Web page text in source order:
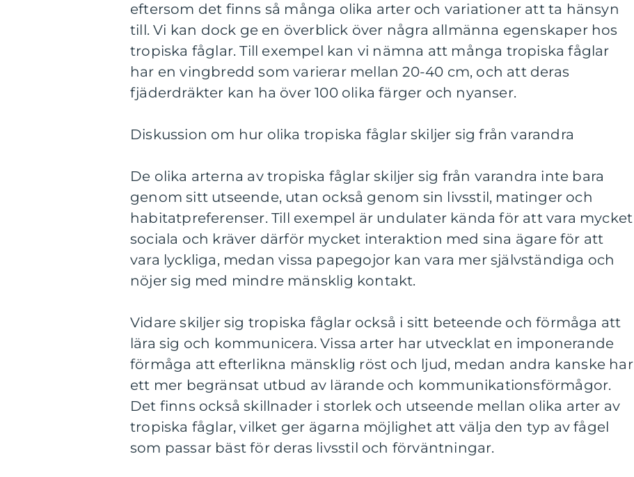
eftersom det finns så många olika arter och variationer att ta hänsyn
till. Vi kan dock ge en överblick över några allmänna egenskaper hos
tropiska fåglar. Till exempel kan vi nämna att många tropiska fåglar
har en vingbredd som varierar mellan 20-40 cm, och att deras
fjäderdräkter kan ha över 100 olika färger och nyanser.
Diskussion om hur olika tropiska fåglar skiljer sig från varandra
De olika arterna av tropiska fåglar skiljer sig från varandra inte bara
genom sitt utseende, utan också genom sin livsstil, matinger och
habitatpreferenser. Till exempel är undulater kända för att vara mycket
sociala och kräver därför mycket interaktion med sina ägare för att
vara lyckliga, medan vissa papegojor kan vara mer självständiga och
nöjer sig med mindre mänsklig kontakt.
Vidare skiljer sig tropiska fåglar också i sitt beteende och förmåga att
lära sig och kommunicera. Vissa arter har utvecklat en imponerande
förmåga att efterlikna mänsklig röst och ljud, medan andra kanske har
ett mer begränsat utbud av lärande och kommunikationsförmågor.
Det finns också skillnader i storlek och utseende mellan olika arter av
tropiska fåglar, vilket ger ägarna möjlighet att välja den typ av fågel
som passar bäst för deras livsstil och förväntningar.